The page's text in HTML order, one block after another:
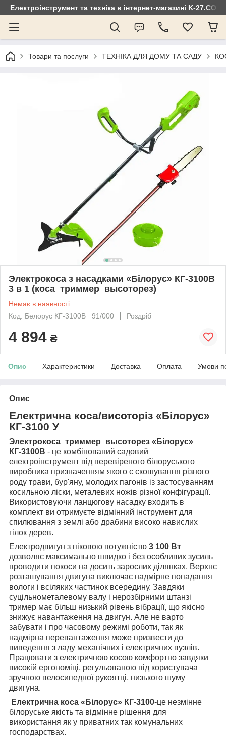
Електроінструмент та техніка в інтернет-магазині K-
Товари та послуги ТЕХНІКА ДЛЯ ДОМУ ТА САДУ
Электрокоса з насадками «Білорус» КГ-3100В
3 в 1 (коса_триммер_высоторез)
Немає в наявності
Код: Белорус КГ-3100В _91/000
Роздріб
4 894 ₴
Опис Характеристики Доставка Оплата Умови
Опис
Електрична коса/висоторіз «Білорус»
КГ-3100 У
Электрокоса_триммер_высоторез «Білорус»
КГ-3100В - це комбінований садовий
електроінструмент від перевіреного білоруського
виробника призначенням якого є скошування різного
роду трави, бур'яну, молодих пагонів із застосуванням
косильною ліски, металевих ножів різної конфігурації.
Використовуючи ланцюгову насадку входить в
комплект ви отримуєте відмінний інструмент для
спилювання з землі або драбини високо навислих
гілок дерев.
Електродвигун з піковою потужністю 3 100 Вт
дозволяє максимально швидко і без особливих зусиль
проводити покоси на досить зарослих ділянках. Верхнє
розташування двигуна виключає надмірне попадання
вологи і всіляких частинок всередину. Завдяки
суцільнометалевому валу і нерозбірними штанзі
тример має більш низький рівень вібрації, що якісно
знижує навантаження на двигун. Але не варто
забувати і про часовому режимі роботи, так як
надмірна перевантаження може призвести до
виведення з ладу механічних і електричних вузлів.
Працювати з електричною косою комфортно завдяки
високій ергономіці, регульованою під користувача
зручною велосипедної рукоятці, низького шуму
двигуна.
Електрична коса «Білорус» КГ-3100-це незмінне
білоруське якість та відмінне рішення для
використання як у приватних так комунальних
господарствах.